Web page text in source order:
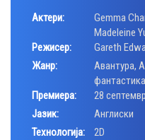
Актери: Gemma
Madeleine
Режисер:
Gareth
Жанр:
Авантура,
фантастика
Премиера:
28
Јазик:
Aнглиски
Технологија:
2D